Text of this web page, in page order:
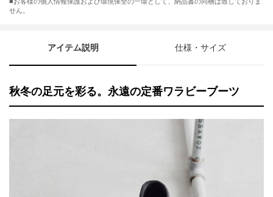
せん。
アイテム説明 仕様・サイズ
秋冬の足元を彩る。永遠の定番ワラビーブーツ